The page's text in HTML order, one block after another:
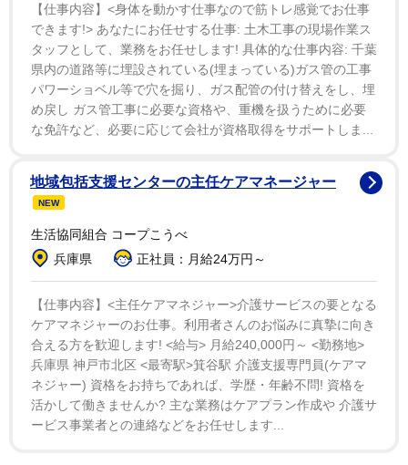
1/2
米海軍の戦闘機が海へ墜落（ロイター）
【仕事内容】<身体を動かす仕事なので筋トレ感覚でお仕事
できます!> あなたにお任せする仕事: 土木工事の現場作業ス
タッフとして、業務をお任せします! 具体的な仕事内容: 千葉
県内の道路等に埋設されている(埋まっている)ガス管の工事
パワーショベル等で穴を掘り、ガス配管の付け替えをし、埋
め戻し ガス管工事に必要な資格や、重機を扱うために必要
な免許など、必要に応じて会社が資格取得をサポートしま...
地域包括支援センターの主任ケアマネージャー
NEW
生活協同組合 コープこうべ
兵庫県
正社員：月給24万円～
【仕事内容】<主任ケアマネジャー>介護サービスの要となる
ケアマネジャーのお仕事。利用者さんのお悩みに真摯に向き
合える方を歓迎します! <給与> 月給240,000円～ <勤務地>
兵庫県 神戸市北区 <最寄駅>箕谷駅 介護支援専門員(ケアマ
ネジャー) 資格をお持ちであれば、学歴・年齢不問! 資格を
活かして働きませんか? 主な業務はケアプラン作成や 介護サ
ービス事業者との連絡などをお任せします...